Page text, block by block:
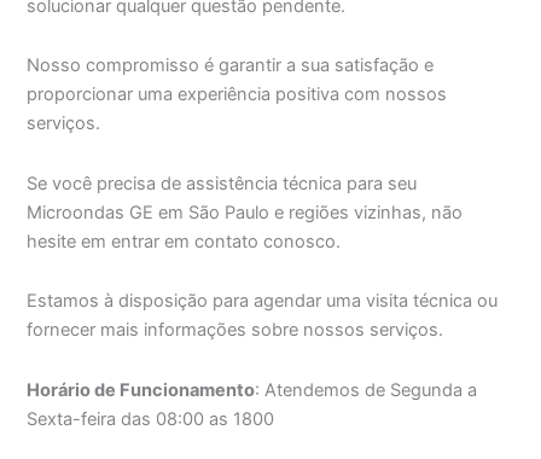
solucionar qualquer questão pendente.
Nosso compromisso é garantir a sua satisfação e
proporcionar uma experiência positiva com nossos
serviços.
Se você precisa de assistência técnica para seu
Microondas GE em São Paulo e regiões vizinhas, não
hesite em entrar em contato conosco.
Estamos à disposição para agendar uma visita técnica ou
fornecer mais informações sobre nossos serviços.
Horário de Funcionamento: Atendemos de Segunda a
Sexta-feira das 08:00 as 1800